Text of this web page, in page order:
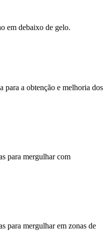
em debaixo de gelo.
para a obtenção e melhoria dos
para mergulhar com
para mergulhar em zonas de